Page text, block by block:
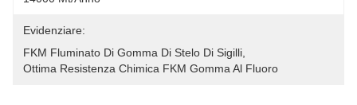
Evidenziare:
FKM Fluminato Di Gomma Di Stelo Di Sigilli
Ottima Resistenza Chimica FKM Gomma Al Fluoro